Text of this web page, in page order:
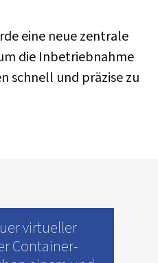
eine neue zentrale
die Inbetriebnahme
schnell und präzise zu
virtueller
Container-